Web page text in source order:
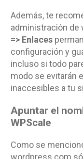
Además, te
administración de
=> Enlaces
configuración y
incluso si todo
modo se evitarán
inaccesibles a tu
Apuntar el
WPScale
Como se
wordpress.com